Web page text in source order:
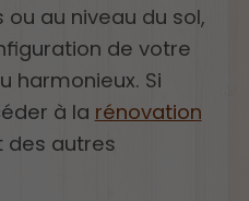
au niveau du sol,
de votre
harmonieux. Si
à la rénovation
des autres